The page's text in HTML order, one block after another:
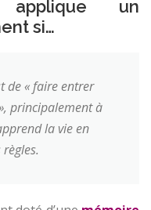
applique un
si…
de « faire entrer
principalement à
la vie en